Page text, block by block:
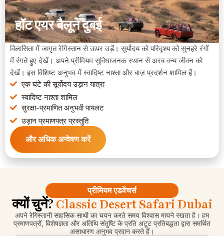
हॉट एयर बैलून दुबई
विलासिता में जागृत रेगिस्तान से ऊपर उड़ें। सूर्योदय को परिदृश्य को सुनहरे रंगों
में रंगते हुए देखें। अपने प्रीमियम सुविधाजनक स्थान से अरब वन्य जीवन को
देखें। इस विशिष्ट अनुभव में स्वादिष्ट नाश्ता और बाज़ प्रदर्शन शामिल हैं।
एक घंटे की सूर्योदय उड़ान यात्रा
स्वादिष्ट नाश्ता शामिल
सुरक्षा-प्रमाणित अनुभवी पायलट
उड़ान प्रमाणपत्र प्रस्तुति
और अधिक अन्वेषण करें
प्रीमियम एडवेंचर्स
क्यों चुनें? Classic Desert Safari Dubai
अपने रेगिस्तानी साहसिक साथी का चयन करते समय विश्वास मायने रखता है। हम
प्रमाणपत्रों, विशेषज्ञता और अतिथि संतुष्टि के प्रति अटूट प्रतिबद्धता द्वारा समर्थित
असाधारण अनुभव प्रदान करते हैं।